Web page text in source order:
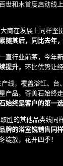
和木首度启动线
商在发展上同样坚
其后，同比去年
行业前茅，今年新
提升， 环比优势让
线，覆盖浴缸、台
产品，奇美石始终
始终是客户的第一选
胜的其他品类线同
牌的浴室镜销售同
绽放，花开四季！